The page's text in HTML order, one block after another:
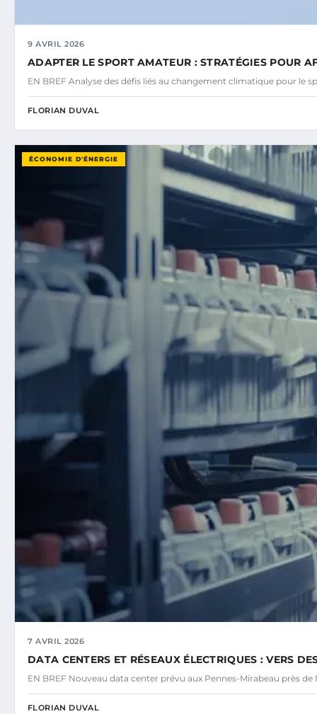
9 AVRIL 2026
ADAPTER LE SPORT AMATEUR : STRATÉGIES POUR
EN BREF Analyse des défis liés au changement climatique pour le
FLORIAN DUVAL
ÉCONOMIE D'ÉNERGIE
7 AVRIL 2026
DATA CENTERS ET RÉSEAUX ÉLECTRIQUES : VERS
EN BREF Nouveau data center prévu aux Pennes-Mirabeau près de
FLORIAN DUVAL